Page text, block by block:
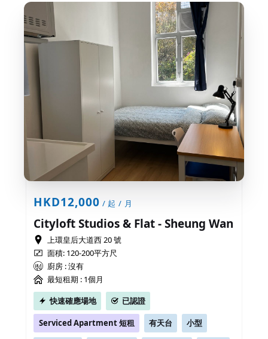
HKD12,000 / 起 / 月
Cityloft Studios & Flat - Sheung Wan
上環皇后大道西 20 號
面積: 120-200平方尺
廚房 : 沒有
最短租期 : 1個月
快速確應場地
已認證
Serviced Apartment 短租 有天台 小型